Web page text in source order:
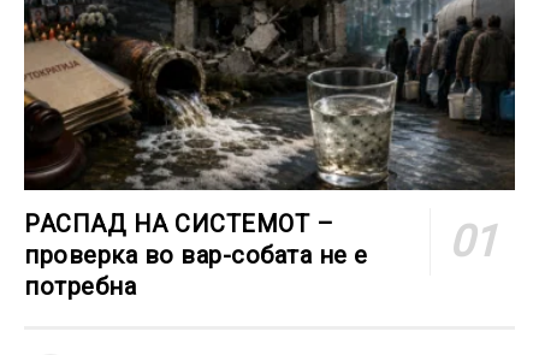
РАСПАД НА СИСТЕМОТ –
проверка во вар-собата не е
потребна